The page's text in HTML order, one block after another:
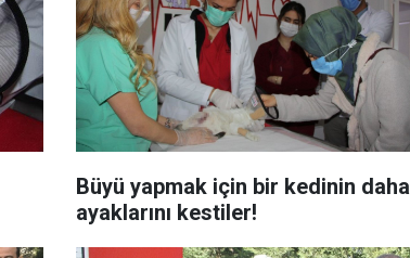
Büyü yapmak için bir kedinin daha
ayaklarını kestiler!